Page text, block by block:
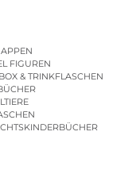
FIGUREN
& TRINKFLASCHEN